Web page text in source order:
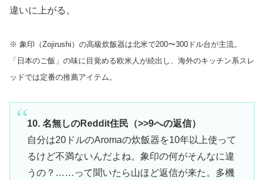
違いに上がる。
※ 象印（Zojirushi）の高級炊飯器は北米で200〜300ドル台が主流。
「日本のご飯」の味に目覚める欧米人が続出し、海外のキッチン系スレ
ッドでは定番の推薦アイテム。
10. 名無しのReddit住民（>>9への返信）
自分は20ドルのAromaの炊飯器を10年以上使って
るけど不満ないんだよね。象印の何がそんなに違
うの？……って聞いたら山ほど返信が来た。多機